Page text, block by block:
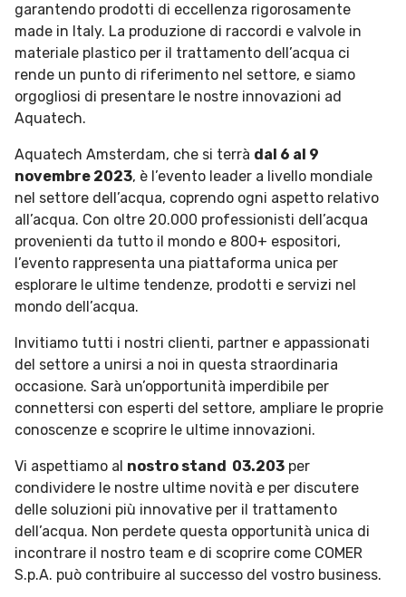
garantendo prodotti di eccellenza rigorosamente
made in Italy. La produzione di raccordi e valvole in
materiale plastico per il trattamento dell’acqua ci
rende un punto di riferimento nel settore, e siamo
orgogliosi di presentare le nostre innovazioni ad
Aquatech.
Aquatech Amsterdam, che si terrà dal 6 al 9
novembre 2023, è l’evento leader a livello mondiale
nel settore dell’acqua, coprendo ogni aspetto relativo
all’acqua. Con oltre 20.000 professionisti dell’acqua
provenienti da tutto il mondo e 800+ espositori,
l’evento rappresenta una piattaforma unica per
esplorare le ultime tendenze, prodotti e servizi nel
mondo dell’acqua.
Invitiamo tutti i nostri clienti, partner e appassionati
del settore a unirsi a noi in questa straordinaria
occasione. Sarà un’opportunità imperdibile per
connettersi con esperti del settore, ampliare le proprie
conoscenze e scoprire le ultime innovazioni.
Vi aspettiamo al nostro stand 03.203 per
condividere le nostre ultime novità e per discutere
delle soluzioni più innovative per il trattamento
dell’acqua. Non perdete questa opportunità unica di
incontrare il nostro team e di scoprire come COMER
S.p.A. può contribuire al successo del vostro business.